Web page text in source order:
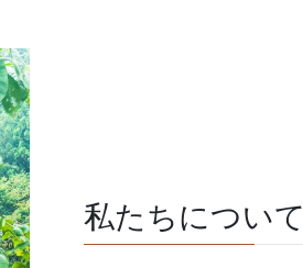
私たちについて